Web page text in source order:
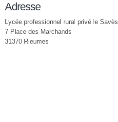
Adresse
Lycée professionnel rural privé le Savès
7 Place des Marchands
31370 Rieumes